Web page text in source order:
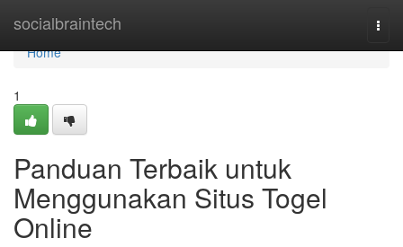
socialbraintech
Home
Home
1
Panduan Terbaik untuk
Menggunakan Situs Togel
Online